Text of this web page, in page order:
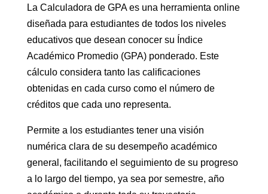
La Calculadora de GPA es una herramienta online
diseñada para estudiantes de todos los niveles
educativos que desean conocer su Índice
Académico Promedio (GPA) ponderado. Este
cálculo considera tanto las calificaciones
obtenidas en cada curso como el número de
créditos que cada uno representa.
Permite a los estudiantes tener una visión
numérica clara de su desempeño académico
general, facilitando el seguimiento de su progreso
a lo largo del tiempo, ya sea por semestre, año